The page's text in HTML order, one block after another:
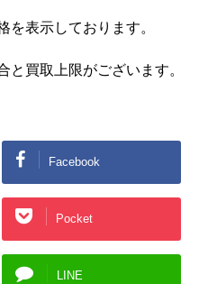
表示しております。
と買取上限がございます。
Facebook
Pocket
LINE